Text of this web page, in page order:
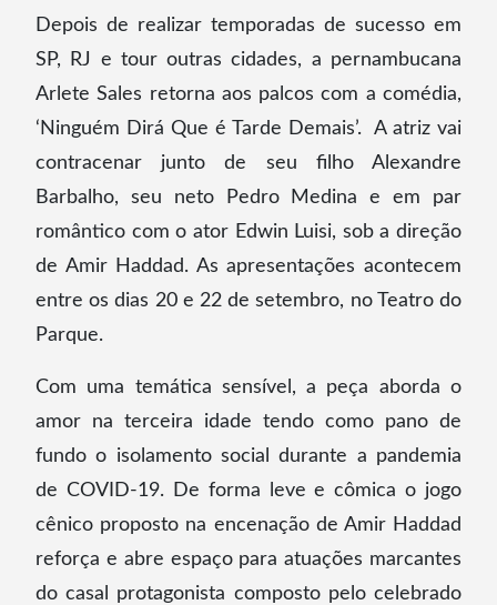
Depois de realizar temporadas de sucesso em
SP, RJ e tour outras cidades, a pernambucana
Arlete Sales retorna aos palcos com a comédia,
‘Ninguém Dirá Que é Tarde Demais’. A atriz vai
contracenar junto de seu filho Alexandre
Barbalho, seu neto Pedro Medina e em par
romântico com o ator Edwin Luisi, sob a direção
de Amir Haddad. As apresentações acontecem
entre os dias 20 e 22 de setembro, no Teatro do
Parque.
Com uma temática sensível, a peça aborda o
amor na terceira idade tendo como pano de
fundo o isolamento social durante a pandemia
de COVID-19. De forma leve e cômica o jogo
cênico proposto na encenação de Amir Haddad
reforça e abre espaço para atuações marcantes
do casal protagonista composto pelo celebrado